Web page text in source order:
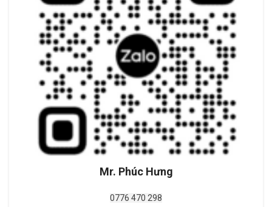
Mr. Phúc Hưng
0776 470 298